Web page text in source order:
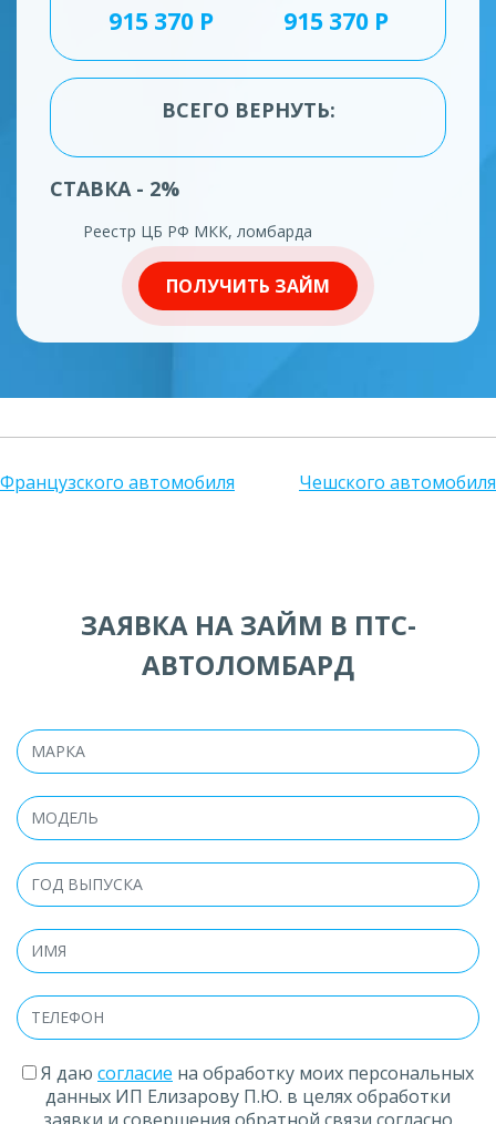
ВСЕГО ВЕРНУТЬ:
СТАВКА - 2%
Реестр ЦБ РФ МКК, ломбарда
ПОЛУЧИТЬ ЗАЙМ
Французского автомобиля Чешского автомобиля
ЗАЯВКА НА ЗАЙМ В ПТС-
АВТОЛОМБАРД
Я даю согласие на обработку моих персональных
данных ИП Елизарову П.Ю. в целях обработки